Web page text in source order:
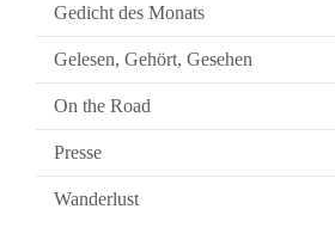
Gedicht des Monats
Gelesen, Gehört, Gesehen
On the Road
Presse
Wanderlust